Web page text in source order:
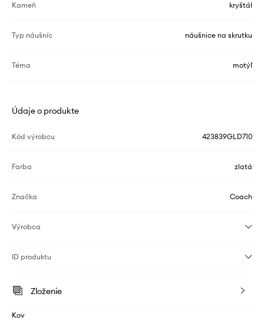
Kameň kryštál
Typ náušníc náušnice na skrutku
Téma motýľ
Údaje o produkte
Kód výrobcu 423839GLD710
Farba zlatá
Značka Coach
Výrobca
ID produktu
Zloženie
Kov